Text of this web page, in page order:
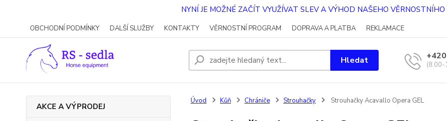
NYNÍ JE MOŽNÉ ZAČÍT VYUŽÍVAT SLEV A VÝHOD NAŠEHO VĚRNOSTNÍHO
OBCHODNÍ PODMÍNKY DALŠÍ SLUŽBY KONTAKTY VĚRNOSTNÍ PROGRAM DOPRAVA A PLATBA REKLAMACE
Hledat (8.00-
AKCE A VÝPRODEJ
Úvod Kůň Chrániče Strouhačky Strouhačky Acavallo Opera GEL